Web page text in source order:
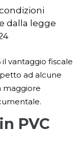
dalla legge
il vantaggio fiscale
ad alcune
maggiore
PVC